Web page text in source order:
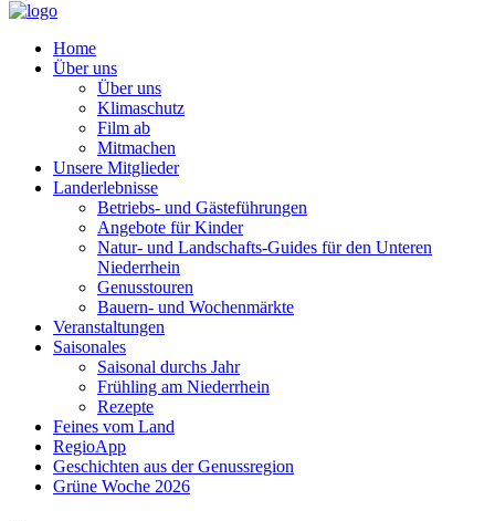
Home
Über uns
Über uns
Klimaschutz
Film ab
Mitmachen
Unsere Mitglieder
Landerlebnisse
Betriebs- und Gästeführungen
Angebote für Kinder
Natur- und Landschafts-Guides für den Unteren
Niederrhein
Genusstouren
Bauern- und Wochenmärkte
Veranstaltungen
Saisonales
Saisonal durchs Jahr
Frühling am Niederrhein
Rezepte
Feines vom Land
RegioApp
Geschichten aus der Genussregion
Grüne Woche 2026